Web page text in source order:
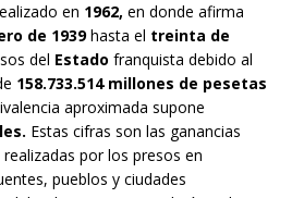
en 1962, en donde afirma
de 1939hasta el treinta de
del Estado franquista debido al
158.733.514 millones de pesetas
aproximada supone
Estas cifras son las ganancias
por los presos en
pueblos y ciudades